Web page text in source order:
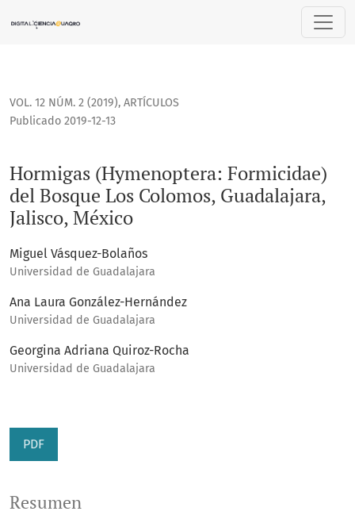
Hormigas (Hymenoptera: Formicidae) del Bosque Los
VOL. 12 NÚM. 2 (2019), ARTÍCULOS
Hormigas (Hymenoptera: Formicidae)
del Bosque Los Colomos, Guadalajara,
Jalisco, México
Publicado 2019-12-13
Miguel Vásquez-Bolaños
Universidad de Guadalajara
Ana Laura González-Hernández
Universidad de Guadalajara
Georgina Adriana Quiroz-Rocha
Universidad de Guadalajara
PDF
Resumen